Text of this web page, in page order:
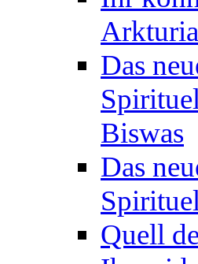
Das
Biswas
Das
Quell